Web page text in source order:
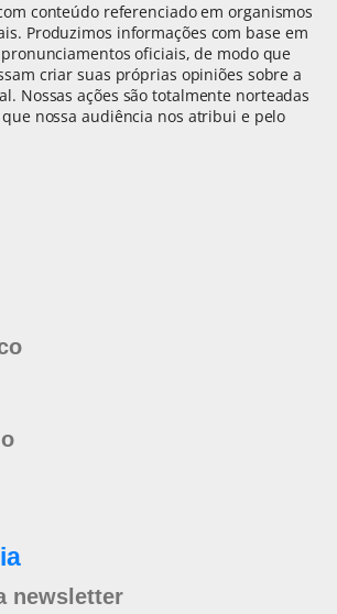
conteúdo referenciado em organismos
Produzimos informações com base em
oficiais, de modo que
criar suas próprias opiniões sobre a
Nossas ações são totalmente norteadas
nossa audiência nos atribui e pelo
newsletter